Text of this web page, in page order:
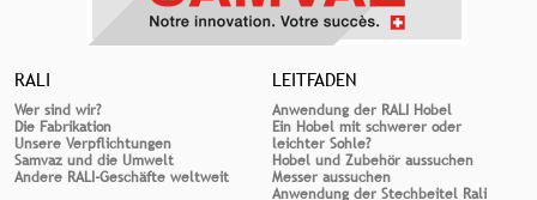
RALI
Wer sind wir?
Die Fabrikation
Unsere Verpflichtungen
Samvaz und die Umwelt
Andere RALI-Geschäfte weltweit
LEITFADEN
Anwendung der RALI Hobel
Ein Hobel mit schwerer oder
leichter Sohle?
Hobel und Zubehör aussuchen
Messer aussuchen
Anwendung der Stechbeitel Rali